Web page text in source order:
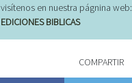
visítenos en nuestra págnina web:
EDICIONES BIBLICAS
COMPARTIR